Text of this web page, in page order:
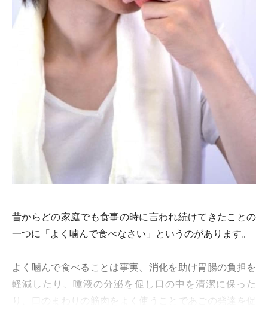
昔からどの家庭でも食事の時に言われ続けてきたことの
一つに「よく噛んで食べなさい」というのがあります。
よく噛んで食べることは事実、消化を助け胃腸の負担を
軽減したり、唾液の分泌を促し口の中を清潔に保った
り、口のまわりの筋肉をよく使うことであごの発達を促